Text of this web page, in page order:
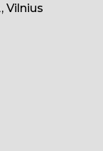
Vilnius